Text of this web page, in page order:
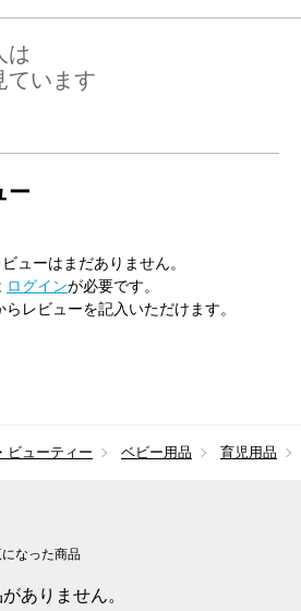
は
ています
ー
ューはまだありません。
ログインが必要です。
らレビューを記入いただけます。
ビューティー ベビー用品 育児用品
なった商品
ありません。